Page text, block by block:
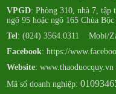
VPGD: Phòng 310, nhà 7,
ngõ 95 hoặc ngõ 165 Chùa
Tel: (024) 3564.0311 Mobi/
Facebook:https://
Website: www.thaoduocquy.vn
Mã số doanh nghiệp: